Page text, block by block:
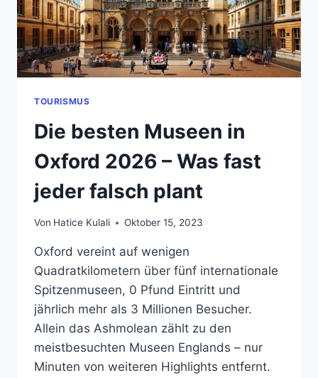
TOURISMUS
Die besten Museen in
Oxford 2026 – Was fast
jeder falsch plant
Von Hatice Kulali Oktober 15, 2023
Oxford vereint auf wenigen
Quadratkilometern über fünf internationale
Spitzenmuseen, 0 Pfund Eintritt und
jährlich mehr als 3 Millionen Besucher.
Allein das Ashmolean zählt zu den
meistbesuchten Museen Englands – nur
Minuten von weiteren Highlights entfernt.